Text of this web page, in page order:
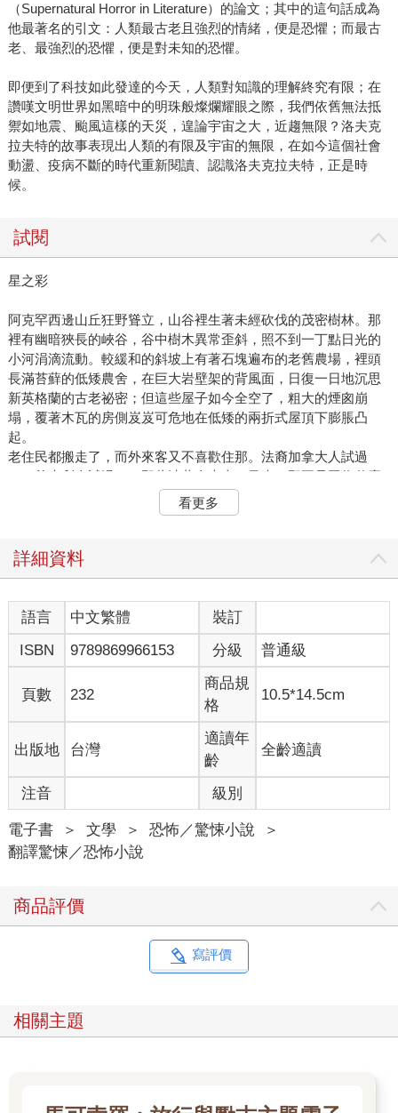
（Supernatural Horror in Literature）的論文；其中的這句話成為
他最著名的引文：人類最古老且強烈的情緒，便是恐懼；而最古
老、最強烈的恐懼，便是對未知的恐懼。
即便到了科技如此發達的今天，人類對知識的理解終究有限；在
讚嘆文明世界如黑暗中的明珠般燦爛耀眼之際，我們依舊無法抵
禦如地震、颱風這樣的天災，遑論宇宙之大，近趨無限？洛夫克
拉夫特的故事表現出人類的有限及宇宙的無限，在如今這個社會
動盪、疫病不斷的時代重新閱讀、認識洛夫克拉夫特，正是時
候。
試閱
星之彩
阿克罕西邊山丘狂野聳立，山谷裡生著未經砍伐的茂密樹林。那
裡有幽暗狹長的峽谷，谷中樹木異常歪斜，照不到一丁點日光的
小河涓滴流動。較緩和的斜坡上有著石塊遍布的老舊農場，裡頭
長滿苔蘚的低矮農舍，在巨大岩壁架的背風面，日復一日地沉思
新英格蘭的古老祕密；但這些屋子如今全空了，粗大的煙囪崩
塌，覆著木瓦的房側岌岌可危地在低矮的兩折式屋頂下膨脹凸
起。
老住民都搬走了，而外來客又不喜歡住那。法裔加拿大人試過
了、義大利人試過了、那些波蘭人也來了又走。那不是因為什麼
看得見、聽得到、摸得著的事物，而是因為某種想像中的東西。
這地方不適合發揮想像力，入夜也無法帶來平和夢境。應該就是
們提起那些離奇日子的記憶。多年來腦袋都有點怪怪的阿米，是
人常走的路。
曾經有過一條路跨過山丘、穿過山谷，在如今那片枯萎荒原間筆
直行進；但人們不再用那條路，建了一條朝南彎曲繞遠的新路。
逐漸回歸荒地而長出的野草間，還是可以找到舊路痕跡，就算今
後半座山谷都將因新水庫而淹沒，其中有些痕跡也無疑會留存下
來。屆時，那片幽暗的樹林將會被砍平，枯萎荒原也會在那映著
天光、起著漣漪的藍色水面下止息。那段離奇日子的祕密也將和
深處的祕密合而為一；與古老海洋隱藏的傳說、與地球初始的所
當我走入眾山丘溪谷為新水庫勘察環境時，他們跟我說這地方很
邪門。他們是在阿克罕跟我說起這件事，而那又是座非常古老而
充斥巫術傳說的城鎮，所以我心想，所謂的邪門應該是幾個世紀
以來老太婆悄悄講給小孩聽的東西。「枯萎荒原」這名字在我聽
就不再覺得有什麼好納悶的，剩下還令我不解的，就只有事物背
後的古老謎團。我看到那片景色時還是早晨，卻始終陰影四伏。
這裡的樹木長得太密集，而且和新英格蘭任一片健康的樹林相
比，樹幹都太粗了。林間昏暗的小徑實在過於安靜，濕冷苔蘚和
的建築都還立著，有些只剩一兩棟，有些只剩單一根煙囪或一塊
什麼關鍵要素出了錯。難怪那些外來客待不住，因為這不是能成
看更多
詳細資料
語言 中文繁體
裝訂
ISBN
9789869966153 分級 普通級
頁數 232
商品規
格
10.5*14.5cm
出版地 台灣
適讀年
齡
全齡適讀
注音 級別
電子書 ＞ 文學 ＞ 恐怖／驚悚小說
＞
翻譯驚悚／恐怖小說
商品評價
寫評價
相關主題